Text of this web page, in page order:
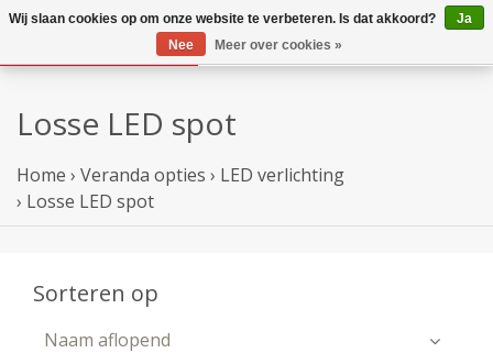
Losse LED spot
Home › Veranda opties › LED verlichting
› Losse LED spot
Sorteren op
Naam aflopend
Wij slaan cookies op om onze website te verbeteren. Is dat akkoord?
Ja
Nee
Meer over cookies »